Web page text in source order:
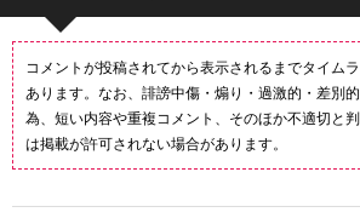
コメントが投稿されてから表示されるまでタイム
あります。なお、誹謗中傷・煽り・過激的・差別
為、短い内容や重複コメント、そのほか不適切と
は掲載が許可されない場合があります。